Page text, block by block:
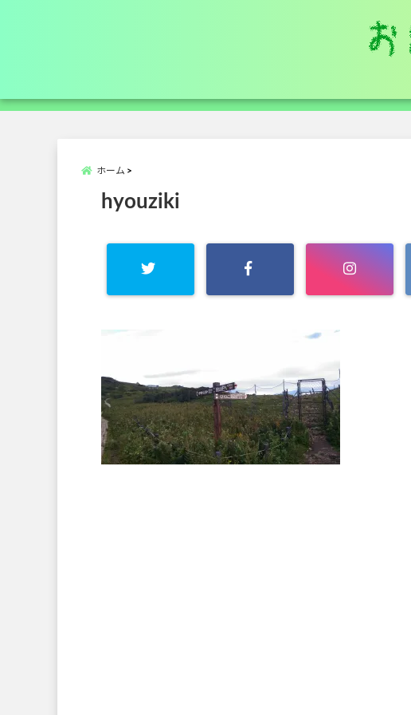
ホーム
hyouziki